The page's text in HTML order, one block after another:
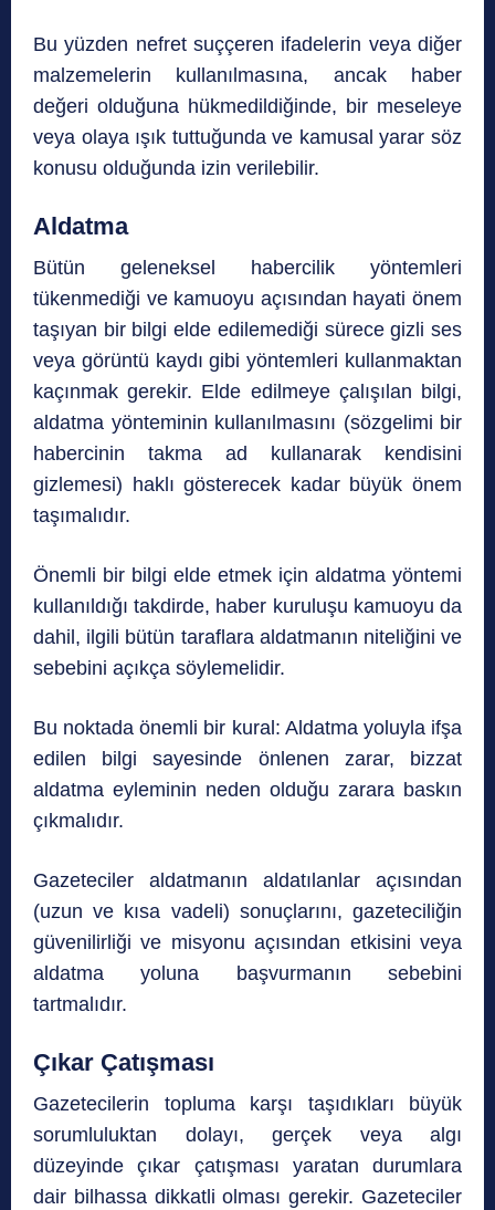
Bu yüzden nefret suççeren ifadelerin veya diğer
malzemelerin kullanılmasına, ancak haber
değeri olduğuna hükmedildiğinde, bir meseleye
veya olaya ışık tuttuğunda ve kamusal yarar söz
konusu olduğunda izin verilebilir.
Aldatma
Bütün geleneksel habercilik yöntemleri
tükenmediği ve kamuoyu açısından hayati önem
taşıyan bir bilgi elde edilemediği sürece gizli ses
veya görüntü kaydı gibi yöntemleri kullanmaktan
kaçınmak gerekir. Elde edilmeye çalışılan bilgi,
aldatma yönteminin kullanılmasını (sözgelimi bir
habercinin takma ad kullanarak kendisini
gizlemesi) haklı gösterecek kadar büyük önem
taşımalıdır.
Önemli bir bilgi elde etmek için aldatma yöntemi
kullanıldığı takdirde, haber kuruluşu kamuoyu da
dahil, ilgili bütün taraflara aldatmanın niteliğini ve
sebebini açıkça söylemelidir.
Bu noktada önemli bir kural: Aldatma yoluyla ifşa
edilen bilgi sayesinde önlenen zarar, bizzat
aldatma eyleminin neden olduğu zarara baskın
çıkmalıdır.
Gazeteciler aldatmanın aldatılanlar açısından
(uzun ve kısa vadeli) sonuçlarını, gazeteciliğin
güvenilirliği ve misyonu açısından etkisini veya
aldatma yoluna başvurmanın sebebini
tartmalıdır.
Çıkar Çatışması
Gazetecilerin topluma karşı taşıdıkları büyük
sorumluluktan dolayı, gerçek veya algı
düzeyinde çıkar çatışması yaratan durumlara
dair bilhassa dikkatli olması gerekir. Gazeteciler